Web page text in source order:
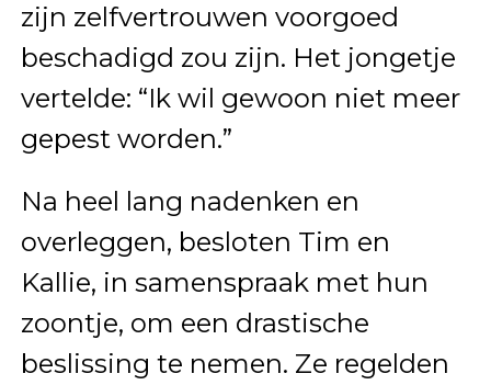
zijn zelfvertrouwen voorgoed
beschadigd zou zijn. Het jongetje
vertelde: “Ik wil gewoon niet meer
gepest worden.”
Na heel lang nadenken en
overleggen, besloten Tim en
Kallie, in samenspraak met hun
zoontje, om een drastische
beslissing te nemen. Ze regelden